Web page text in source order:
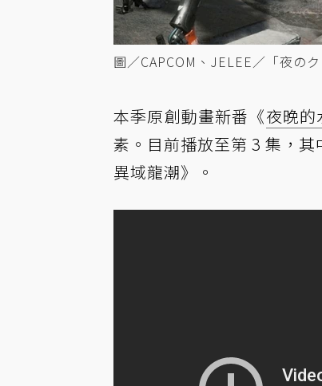
圖／CAPCOM、JELEE／「夜の
本季原創動畫新番《夜晚
素。目前播放至第 3 集，其
異域龍潮》。